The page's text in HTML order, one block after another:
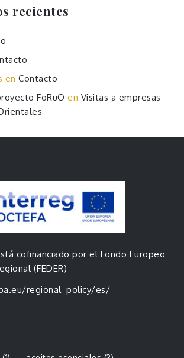
recientes
enContacto
FoRuO en Visitas a empresas
cofinanciado por el Fondo Europeo
(FEDER)
regional_policy/es/